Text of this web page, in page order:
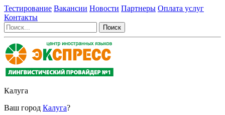
Тестирование Вакансии Новости Партнеры Оплата услуг
Контакты
Калуга
Ваш город Калуга?